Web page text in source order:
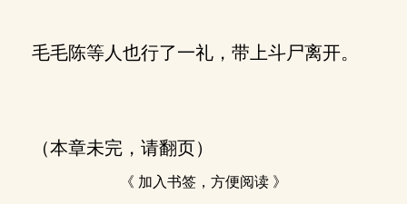
毛毛陈等人也行了一礼，带上斗尸离开。
（本章未完，请翻页）
《 加入书签，方便阅读 》